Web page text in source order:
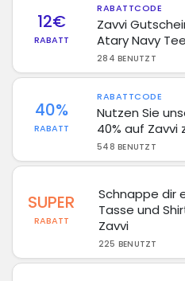
12€
RABATT
RABATTCODE
Zavvi
Atary Navy
284 BENUTZT
40%
RABATT
RABATTCODE
Nutzen Sie
40% auf Zavvi
548 BENUTZT
SUPER
RABATT
Schnappe dir
Tasse und
Zavvi
225 BENUTZT